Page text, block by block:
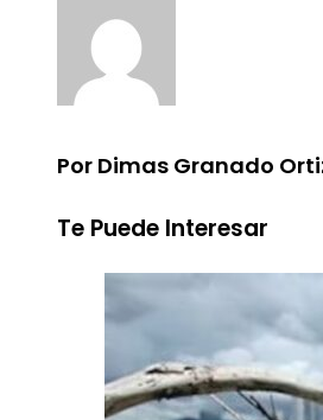
Por Dimas Granado
Te Puede Interesar